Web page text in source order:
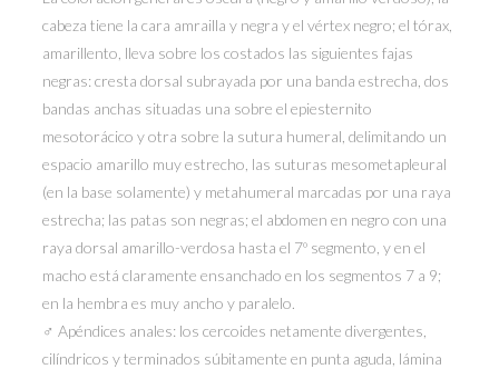
cabeza tiene la cara amrailla y negra y el vértex negro; el tórax,
amarillento, lleva sobre los costados las siguientes fajas
negras: cresta dorsal subrayada por una banda estrecha, dos
bandas anchas situadas una sobre el epiesternito
mesotorácico y otra sobre la sutura humeral, delimitando un
espacio amarillo muy estrecho, las suturas mesometapleural
(en la base solamente) y metahumeral marcadas por una raya
estrecha; las patas son negras; el abdomen en negro con una
raya dorsal amarillo-verdosa hasta el 7º segmento, y en el
macho está claramente ensanchado en los segmentos 7 a 9;
en la hembra es muy ancho y paralelo.
♂ Apéndices anales: los cercoides netamente divergentes,
cilíndricos y terminados súbitamente en punta aguda, lámina